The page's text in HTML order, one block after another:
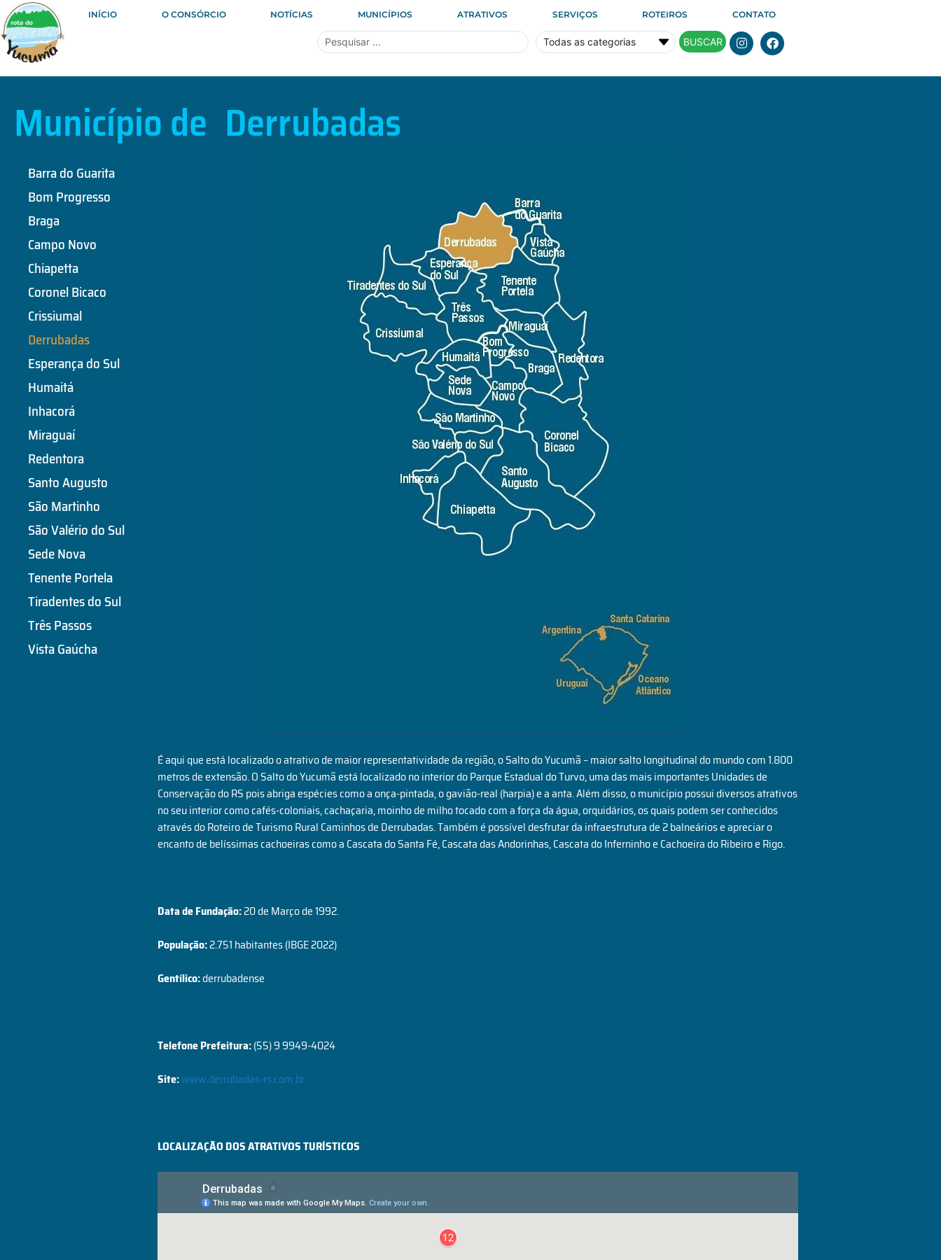
INÍCIO O CONSÓRCIO NOTÍCIAS MUNICÍPIOS ATRATIVOS SERVIÇOS ROTEIROS CONTATO
BUSCAR
Município de Derrubadas
Barra do Guarita
Bom Progresso
Braga
Campo Novo
Chiapetta
Coronel Bicaco
Crissiumal
Derrubadas
Esperança do Sul
Humaitá
Inhacorá
Miraguaí
Redentora
Santo Augusto
São Martinho
São Valério do Sul
Sede Nova
Tenente Portela
Tiradentes do Sul
Três Passos
Vista Gaúcha
É aqui que está localizado o atrativo de maior representatividade da região, o Salto do Yucumã – maior salto longitudinal do mundo com 1.800
metros de extensão. O Salto do Yucumã está localizado no interior do Parque Estadual do Turvo, uma das mais importantes Unidades de
Conservação do RS pois abriga espécies como a onça-pintada, o gavião-real (harpia) e a anta. Além disso, o município possui diversos atrativos
no seu interior como cafés-coloniais, cachaçaria, moinho de milho tocado com a força da água, orquidários, os quais podem ser conhecidos
através do Roteiro de Turismo Rural Caminhos de Derrubadas. Também é possível desfrutar da infraestrutura de 2 balneários e apreciar o
encanto de belíssimas cachoeiras como a Cascata do Santa Fé, Cascata das Andorinhas, Cascata do Inferninho e Cachoeira do Ribeiro e Rigo.
Data de Fundação:20 de Março de 1992.
População:2.751 habitantes (IBGE 2022)
Gentílico:derrubadense
Telefone Prefeitura:(55) 9 9949-4024
Site:www.derrubadas-rs.com.br
LOCALIZAÇÃO DOS ATRATIVOS TURÍSTICOS